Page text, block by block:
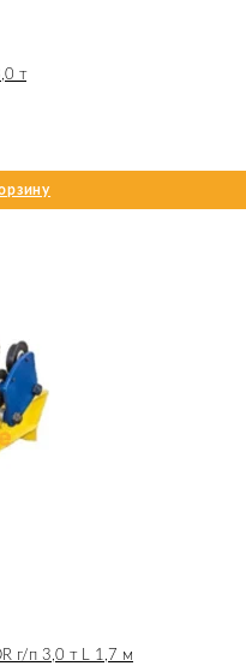
т
г/п 3,0 т L 1,7 м